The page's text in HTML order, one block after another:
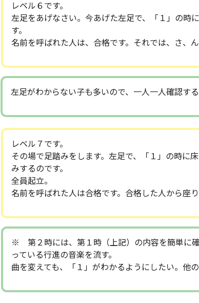
レベル６です。
左足をあげなさい。今あげた左足で、「１」の時
す。
名前を呼ばれた人は、合格です。それでは、さ、ん
左足がわからない子も多いので、一人一人確認する
レベル７です。
その場で足踏みをします。左足で、「１」の時に
みするのです。
全員起立。
名前を呼ばれた人は合格です。合格した人から座
※ 第２時には、第１時（上記）の内容を簡単に
っている行進の音楽を流す。
曲を変えても、「１」がわかるようにしたい。他の